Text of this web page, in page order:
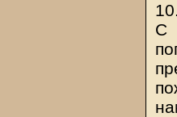
С